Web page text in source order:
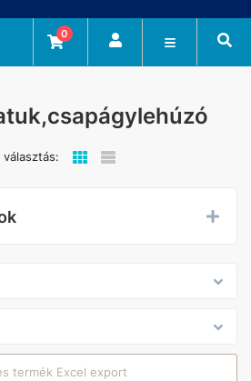
0
termék Excel export